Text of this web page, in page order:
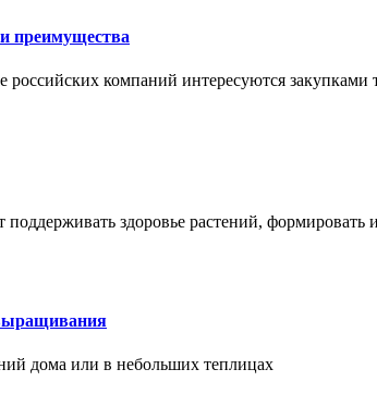
преимущества
компаний интересуются закупками
здоровье растений,
дома или в небольших теплицах